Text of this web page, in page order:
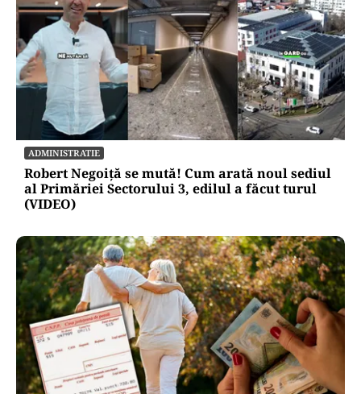
ADMINISTRATIE
Robert Negoiță se mută! Cum arată noul sediul
al Primăriei Sectorului 3, edilul a făcut turul
(VIDEO)